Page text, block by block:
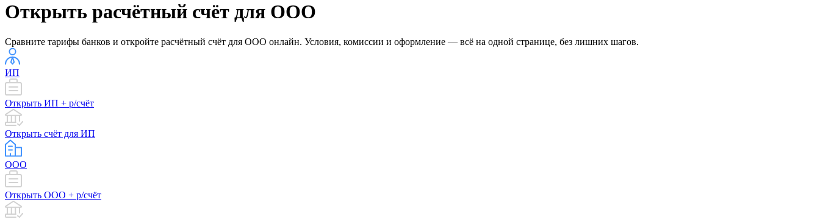
Открыть расчётный счёт для ООО
Сравните тарифы банков и откройте расчётный счёт для ООО онлайн. Условия, комиссии и оформление — всё на одной странице, без лишних шагов.
ИП
Открыть ИП + р/счёт
Открыть счёт для ИП
ООО
Открыть ООО + р/счёт